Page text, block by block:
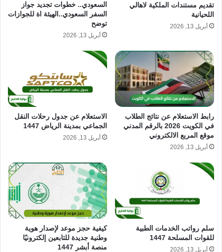
تقديم مستندات الملكية لاهالي
اللحيانية
أبريل 13, 2026
السعودي.. خطوات تجديد جواز
السفر السعودي..الهيئة اة للجوازات
توضح
أبريل 13, 2026
رابط الاستعلام عن نتائج الطلاب
في الكويت 2026 بالرقم المدني
موقع المربع الالكتروني
أبريل 13, 2026
الاستعلام عن جدول رحلات النقل
الجماعي بمدينة الرياض 1447
أبريل 13, 2026
سلم رواتب الخدمات الطبية
للقوات المسلحة 1447
أبريل 13, 2026
كيفية حجز موعد لإصدار هوية
وطنية جديدة للتابعين إلكترونيًا
منصة أبشر 1447